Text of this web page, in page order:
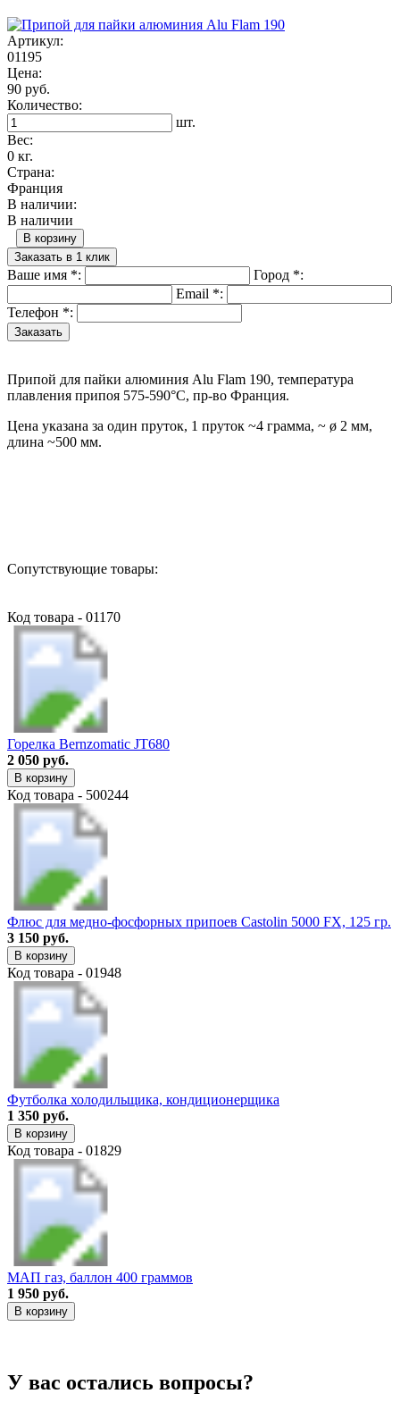
Артикул:
01195
Цена:
90 руб.
Количество:
шт.
Вес:
0 кг.
Страна:
Франция
В наличии:
В наличии
В корзину
Заказать в 1 клик
Ваше имя *: Город *:
Email *:
Телефон *:
Припой для пайки алюминия Alu Flam 190, температура
плавления припоя 575-590°С, пр-во Франция.
Цена указана за один пруток, 1 пруток ~4 грамма, ~ ø 2 мм,
длина ~500 мм.
Сопутствующие товары:
Код товара - 01170
Горелка Bernzomatic JT680
2 050 руб.
В корзину
Код товара - 500244
Флюс для медно-фосфорных припоев Castolin 5000 FX, 125 гр.
3 150 руб.
В корзину
Код товара - 01948
Футболка холодильщика, кондиционерщика
1 350 руб.
В корзину
Код товара - 01829
МАП газ, баллон 400 граммов
1 950 руб.
В корзину
У вас остались вопросы?